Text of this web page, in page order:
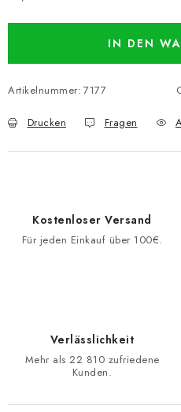
IN DEN
Artikelnummer: 7177
Drucken Fragen
Kostenloser Versand
Für jeden Einkauf über 100€.
Verlässlichkeit
Mehr als 22 810 zufriedene
Kunden.